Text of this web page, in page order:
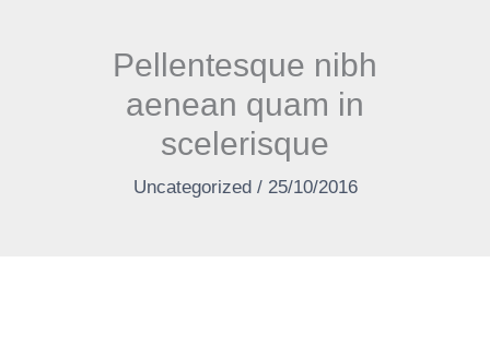
Pellentesque nibh
aenean quam in
scelerisque
Uncategorized/ 25/10/2016